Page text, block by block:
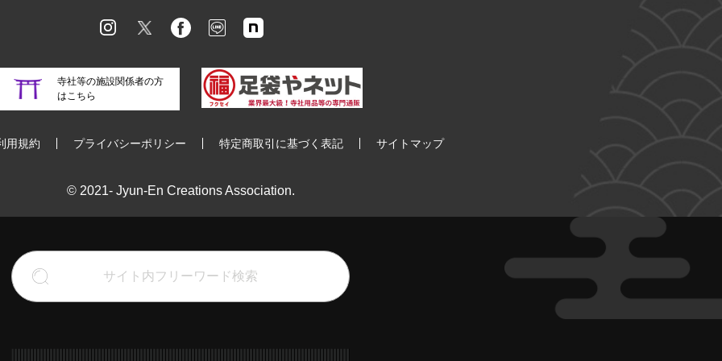
寺社等の施設関係者の方
はこちら
用規約 プライバシーポリシー 特定商取引に基づく表記 サイトマップ
© 2021- Jyun-En Creations Association.